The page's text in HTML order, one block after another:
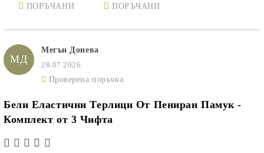
ПОРЪЧАНИ ПОРЪЧАНИ
МД
Мегън Донева
28.07.2026
Проверена поръчка
Бели Еластични Терлици От Пениран Памук -
Комплект от 3 Чифта